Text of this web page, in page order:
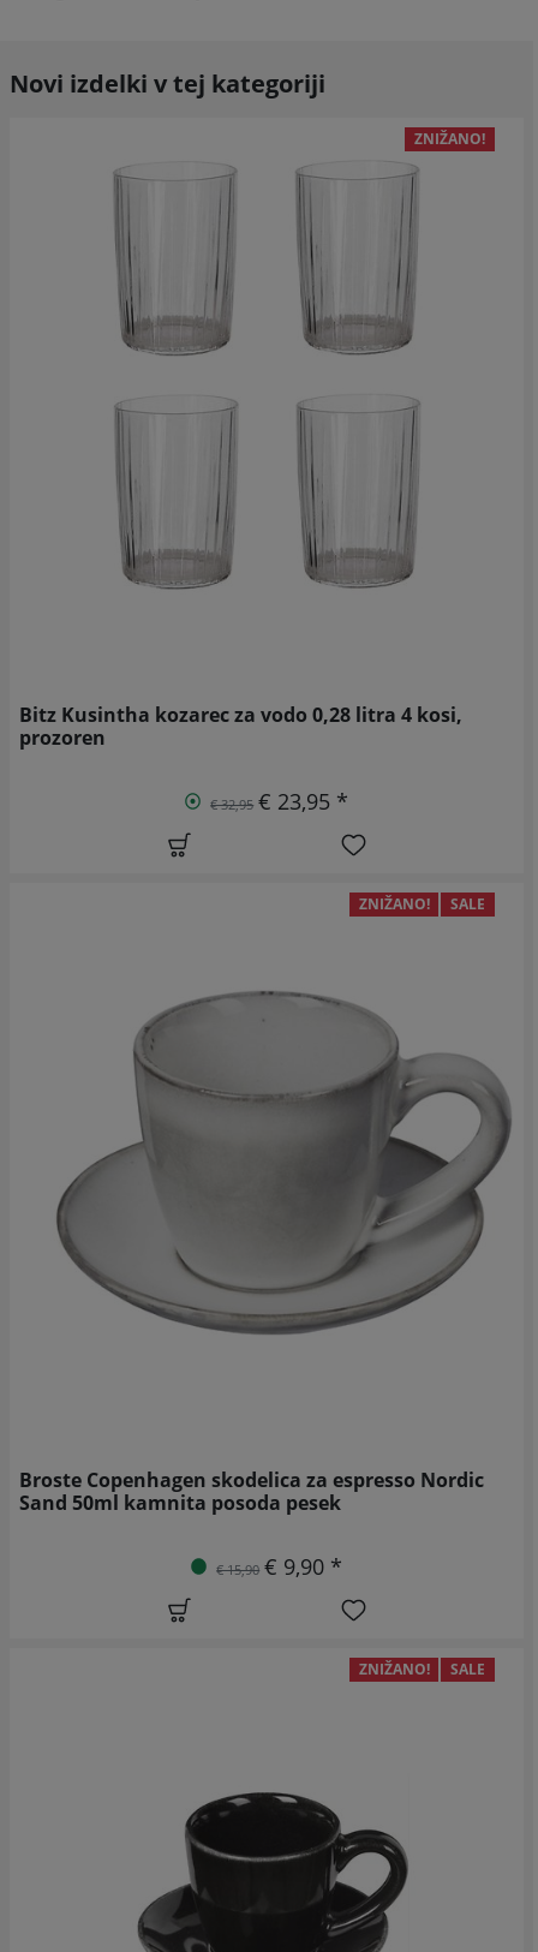
Novi izdelki v tej kategoriji
ZNIŽANO!
Bitz Kusintha kozarec za vodo 0,28 litra 4 kosi,
prozoren
€ 32,95 € 23,95 *
ZNIŽANO! SALE
Broste Copenhagen skodelica za espresso Nordic
Sand 50ml kamnita posoda pesek
€ 15,90 € 9,90 *
ZNIŽANO! SALE